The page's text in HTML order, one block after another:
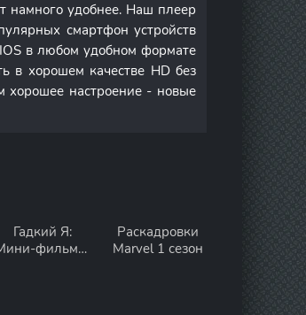
намного удобнее. Наш плеер
смартфон устройств
в любом удобном формате
в хорошем качестве HD без
хорошее настроение - новые
Гадкий Я:
фильмы.
Раскадровки
Marvel 1 сезон